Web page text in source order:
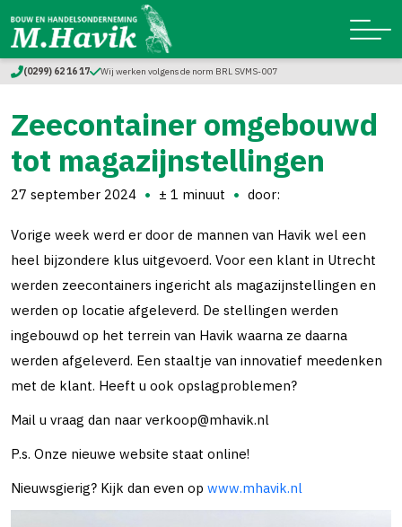
(0299) 62 16 17 Wij werken volgens de norm BRL SVMS-007
Zeecontainer omgebouwd
tot magazijnstellingen
27 september 2024 ± 1 minuut door:
Vorige week werd er door de mannen van Havik wel een
heel bijzondere klus uitgevoerd. Voor een klant in Utrecht
werden zeecontainers ingericht als magazijnstellingen en
werden op locatie afgeleverd. De stellingen werden
ingebouwd op het terrein van Havik waarna ze daarna
werden afgeleverd. Een staaltje van innovatief meedenken
met de klant. Heeft u ook opslagproblemen?
Mail u vraag dan naar verkoop@mhavik.nl
P.s. Onze nieuwe website staat online!
Nieuwsgierig? Kijk dan even op www.mhavik.nl